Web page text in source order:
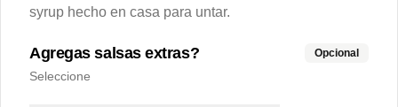
Cheesecake Muffin
Muffin de chocolate belga intenso
syrup hecho en casa para untar.
Agregas salsas extras? Opcional
Seleccione